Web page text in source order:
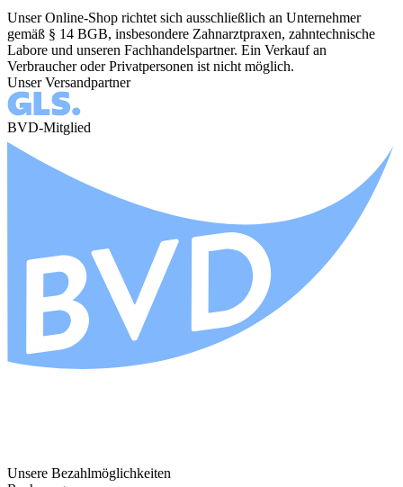
Unser Online-Shop richtet sich ausschließlich an Unternehmer
gemäß § 14 BGB, insbesondere Zahnarztpraxen, zahntechnische
Labore und unseren Fachhandelspartner. Ein Verkauf an
Verbraucher oder Privatpersonen ist nicht möglich.
Unser Versandpartner
BVD-Mitglied
Unsere Bezahlmöglichkeiten